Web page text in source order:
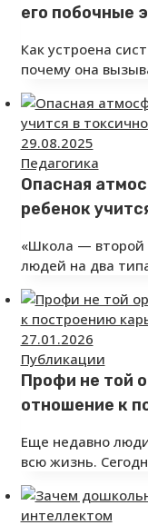
его побочные
Как устроена
почему она
29.08.2025
Педагогика
Опасная
ребенок
«Школа — второй
людей на два
27.01.2026
Публикации
Профи не той
отношение к
Еще недавно
всю жизнь.